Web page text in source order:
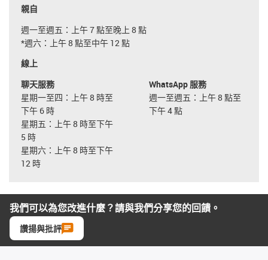
親自
週一至週五：上午 7 點至晚上 8 點
*週六：上午 8 點至中午 12 點
線上
聊天服務
星期一至四：上午 8 時至
下午 6 時
星期五：上午 8 時至下午
5 時
星期六：上午 8 時至下午
12 時
WhatsApp 服務
週一至週五：上午 8 點至
下午 4 點
我們可以為您改進什麼？請與我們分享您的回饋。
讚揚與批評